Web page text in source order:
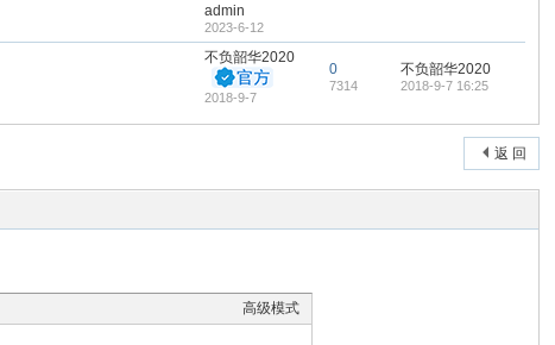
admin
2023-6-12
不负韶华2020
2018-9-7
0
7314
不负韶华2020
2018-9-7 16:25
返 回
高级模式